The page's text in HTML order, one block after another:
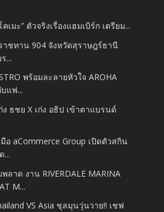
เมะ” ตัวจริงเรื่องแฮมเบิร์ก เตรียม...
าชทาน 904 จังหวัดสุราษฎร์ธานี
...
พร้อมละลายหัวใจ AROHA
แฟ...
ง ธชย X เก่ง อธิป เข้าตาแบรนด์
มือ aCommerce Group เปิดตัวสกิน
...
ลาด งาน RIVERDALE MARINA
M...
VS Asia ชุลมุนวุ่นวาย!! เชฟ